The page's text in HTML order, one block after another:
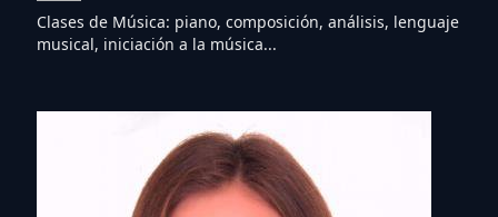
Clases de Música: piano, composición, análisis, lenguaje
musical, iniciación a la música...